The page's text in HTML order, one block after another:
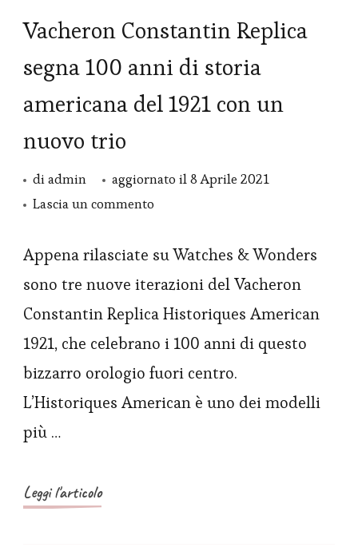
Vacheron Constantin Replica
segna 100 anni di storia
americana del 1921 con un
nuovo trio
diadmin aggiornato il8 Aprile 2021
Lascia un commento
Constantin
Replica
anni
di
storia
Appena rilasciate su Watches & Wonders
sono tre nuove iterazioni del Vacheron
Constantin Replica Historiques American
1921, che celebrano i 100 anni di questo
bizzarro orologio fuori centro.
L’Historiques American è uno dei modelli
più …
Leggi l'articolo